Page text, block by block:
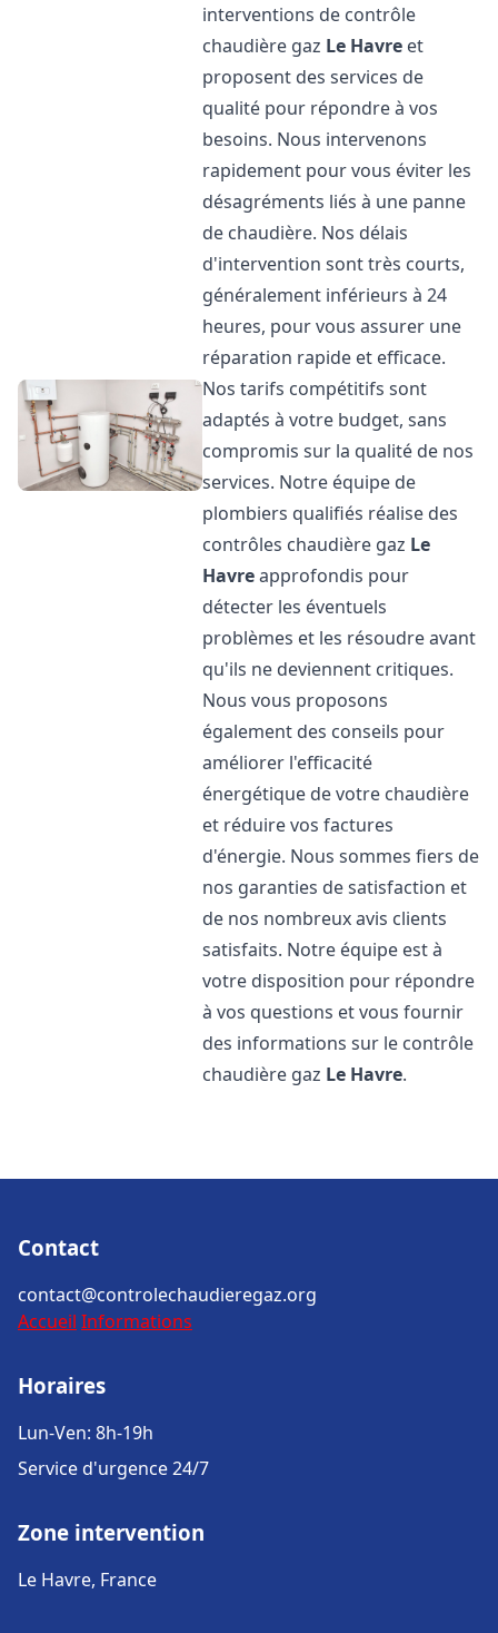
interventions de contrôle
chaudière gaz Le Havre et
proposent des services de
qualité pour répondre à vos
besoins. Nous intervenons
rapidement pour vous éviter les
désagréments liés à une panne
de chaudière. Nos délais
d'intervention sont très courts,
généralement inférieurs à 24
heures, pour vous assurer une
réparation rapide et efficace.
Nos tarifs compétitifs sont
adaptés à votre budget, sans
compromis sur la qualité de nos
services. Notre équipe de
plombiers qualifiés réalise des
contrôles chaudière gaz Le
Havreapprofondis pour
détecter les éventuels
problèmes et les résoudre avant
qu'ils ne deviennent critiques.
Nous vous proposons
également des conseils pour
améliorer l'efficacité
énergétique de votre chaudière
et réduire vos factures
d'énergie. Nous sommes fiers de
nos garanties de satisfaction et
de nos nombreux avis clients
satisfaits. Notre équipe est à
votre disposition pour répondre
à vos questions et vous fournir
des informations sur le contrôle
chaudière gaz Le Havre.
Contact
contact@controlechaudieregaz.org
Accueil Informations
Horaires
Lun-Ven: 8h-19h
Service d'urgence 24/7
Zone intervention
Le Havre, France